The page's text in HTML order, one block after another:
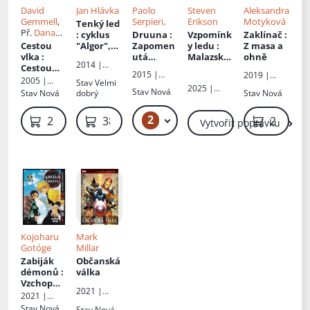
David
Gemmell,
Př. Dana
Krejčová
Cestou
vlka :
Cestou
vlkou - 1
2005 |
Perseus
Stav Nová
259 Kč
Jan Hlávka
Tenký led
: cyklus
"Algor",
druhá -
Kniha
druhá
2014 |
StavVelmi
dobrý
389 Kč
Paolo
Serpieri,
Druuna :
Zapomen
utá
Klon,
Anima -
první
2015 |
Stav Nová
2 499 Kč – 2 999 Kč
Steven
Erikson
Vzpomínk
y ledu:
Malazská
2025 |
Vytvořit poptávku
Aleksandra
Motyková
Zaklínač:
Z masa a
ohně
2019 |
Stav Nová
279 Kč
Kojoharu
Gotóge
Zabiják
démonů :
Vzchop
se! - 3
2021 |
Seqoy s.r.o.
Mark
Millar
Občanská
válka
2021 |